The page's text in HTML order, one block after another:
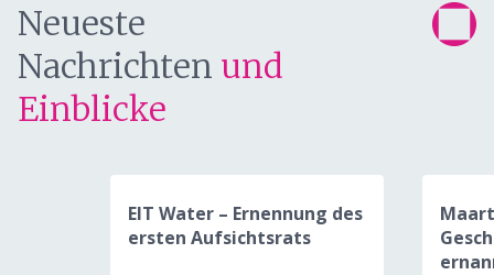
Neueste
Nachrichten und
Einblicke
EIT Water – Ernennung des
ersten Aufsichtsrats